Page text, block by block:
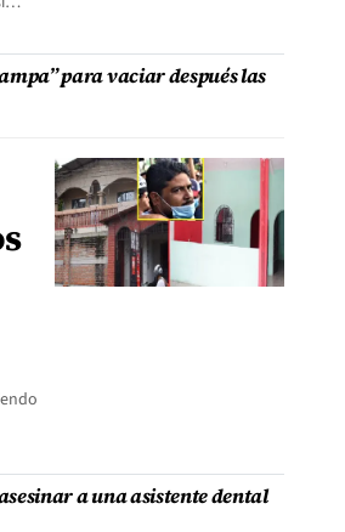
para vaciar después las
a una asistente dental